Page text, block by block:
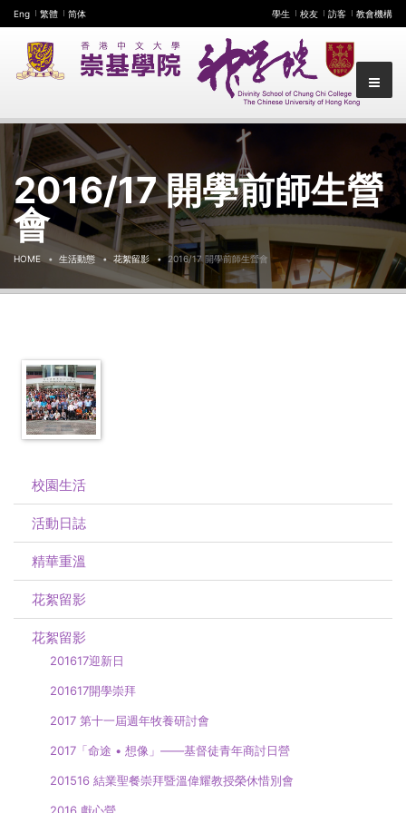
Eng 繁體 简体 學生 校友 訪客 教會機構
2016/17 開學前師生營
會
HOME 生活動態 花絮留影 2016/17 開學前師生營會
校園生活
活動日誌
精華重溫
花絮留影
花絮留影
201617迎新日
201617開學崇拜
2017 第十一屆週年牧養研討會
2017「命途 • 想像」——基督徒青年商討日營
201516 結業聖餐崇拜暨溫偉耀教授榮休惜別會
2016 獻心營